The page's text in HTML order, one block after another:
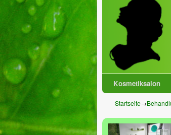
Zum Inhalt
Zum
Kosmetiksalon
Startseite→